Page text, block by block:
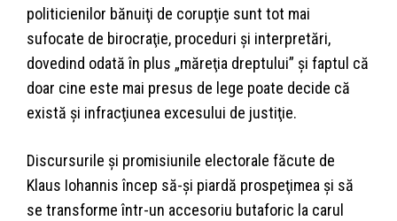
politicienilor bănuiţi de corupţie sunt tot mai
sufocate de birocraţie, proceduri şi interpretări,
dovedind odată în plus „măreţia dreptului” şi faptul că
doar cine este mai presus de lege poate decide că
există şi infracţiunea excesului de justiţie.
Discursurile şi promisiunile electorale făcute de
Klaus Iohannis încep să-şi piardă prospeţimea şi să
se transforme într-un accesoriu butaforic la carul